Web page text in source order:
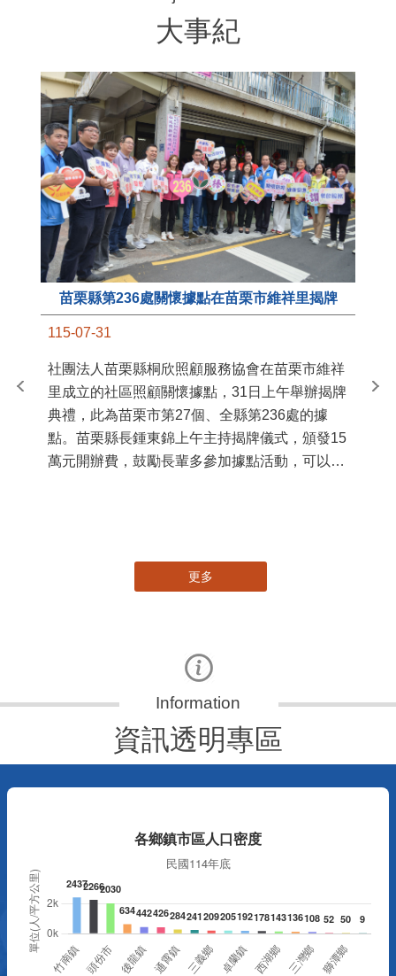
大事紀
苗栗縣第236處關懷據點在苗栗市維祥里揭牌
115-07-31
社團法人苗栗縣桐欣照顧服務協會在苗栗市維祥
里成立的社區照顧關懷據點，31日上午舉辦揭牌
典禮，此為苗栗市第27個、全縣第236處的據
點。苗栗縣長鍾東錦上午主持揭牌儀式，頒發15
萬元開辦費，鼓勵長輩多參加據點活動，可以更
苗
更多
資訊透明專區